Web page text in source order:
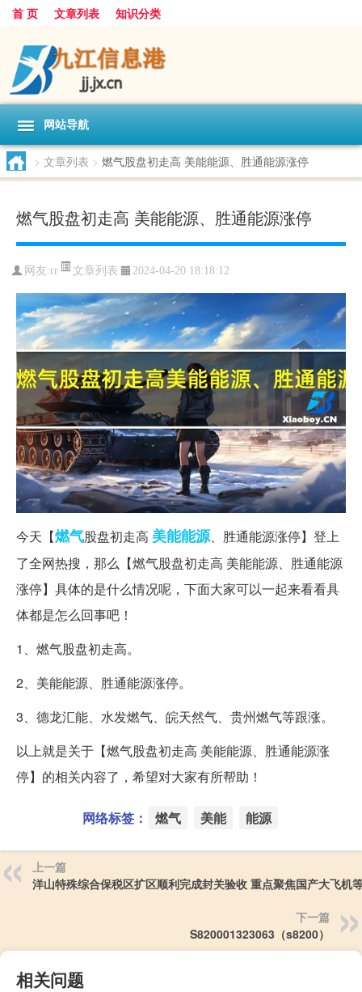
首 页 文章列表 知识分类
网站导航
> 文章列表 > 燃气股盘初走高 美能能源、胜通能源涨停
燃气股盘初走高 美能能源、胜通能源涨停
网友:rr 文章列表 2024-04-20 18:18:12
今天【燃气股盘初走高 美能能源、胜通能源涨停】登上
了全网热搜，那么【燃气股盘初走高 美能能源、胜通能源
涨停】具体的是什么情况呢，下面大家可以一起来看看具
体都是怎么回事吧！
1、燃气股盘初走高。
2、美能能源、胜通能源涨停。
3、德龙汇能、水发燃气、皖天然气、贵州燃气等跟涨。
以上就是关于【燃气股盘初走高 美能能源、胜通能源涨
停】的相关内容了，希望对大家有所帮助！
网络标签： 燃气 美能 能源
上一篇
洋山特殊综合保税区扩区顺利完成封关验收 重点聚焦国产大飞机
下一篇
S820001323063（s8200）
相关问题